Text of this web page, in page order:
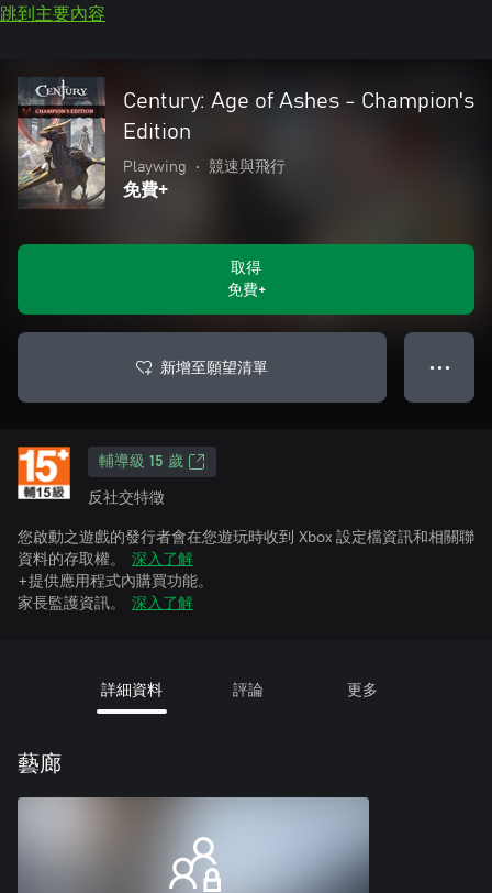
跳到主要內容
Century: Age of Ashes - Champion's
Edition
Playwing • 競速與飛行
免費+
取得
免費+
新增至願望清單 ● ● ●
輔導級 15 歲
反社交特徵
您啟動之遊戲的發行者會在您遊玩時收到 Xbox 設定檔資訊和相關聯
資料的存取權。
深入了解
+提供應用程式內購買功能。
家長監護資訊。
深入了解
詳細資料 評論 更多
藝廊